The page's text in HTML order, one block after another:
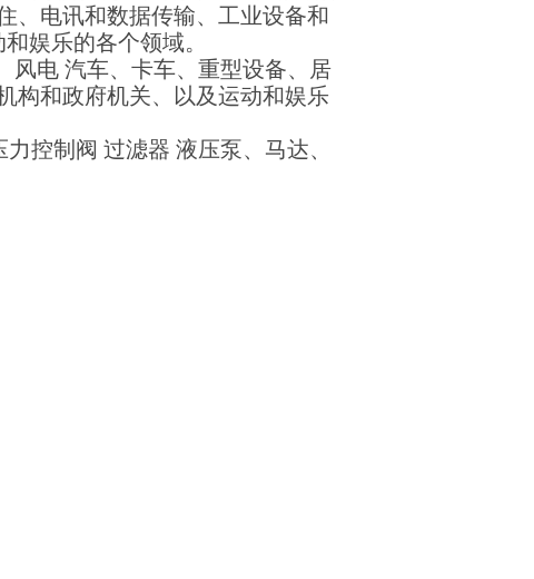
、电讯和数据传输、工业设备和
和娱乐的各个领域。
风电 汽车、卡车、重型设备、居
构和政府机关、以及运动和娱乐
控制阀 过滤器 液压泵、马达、